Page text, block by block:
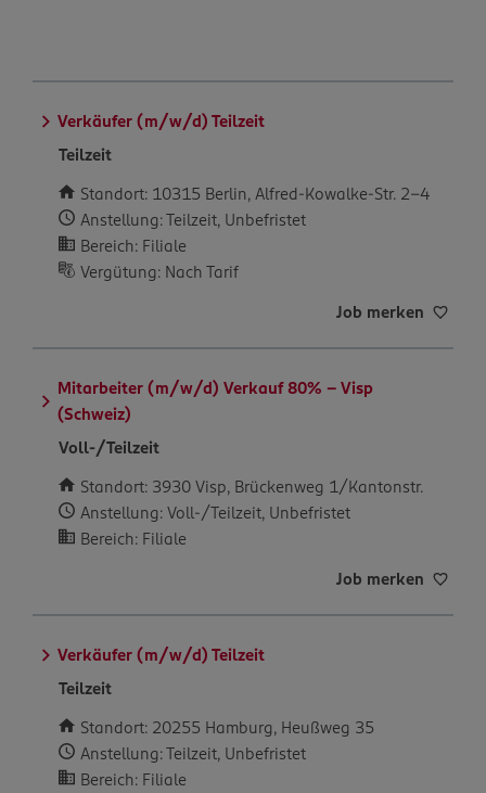
Verkäufer (m/w/d) Teilzeit
Teilzeit
Standort: 10315 Berlin, Alfred-Kowalke-Str. 2-4
Anstellung: Teilzeit, Unbefristet
Bereich: Filiale
Vergütung: Nach Tarif
Job merken
Mitarbeiter (m/w/d) Verkauf 80% – Visp
(Schweiz)
Voll-/Teilzeit
Standort: 3930 Visp, Brückenweg 1/Kantonstr.
Anstellung: Voll-/Teilzeit, Unbefristet
Bereich: Filiale
Job merken
Verkäufer (m/w/d) Teilzeit
Teilzeit
Standort: 20255 Hamburg, Heußweg 35
Anstellung: Teilzeit, Unbefristet
Bereich: Filiale